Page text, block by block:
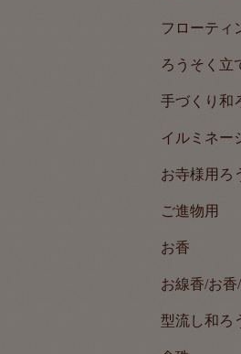
フローティ
ろうそく立
手づくり和
イルミネー
お寺様用ろ
ご進物用
お香
お線香/お香
型流し和ろ